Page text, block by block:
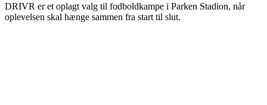
DRIVR er et oplagt valg til fodboldkampe i Parken Stadion, når
oplevelsen skal hænge sammen fra start til slut.